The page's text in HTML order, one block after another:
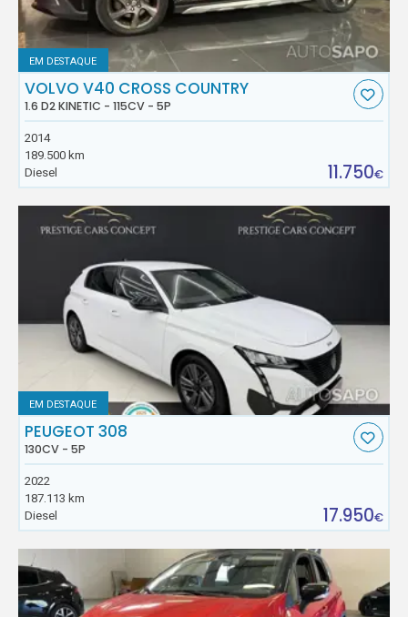
EM DESTAQUE
VOLVO V40 CROSS COUNTRY
1.6 D2 KINETIC - 115CV - 5P
2014
189.500 km
Diesel
11.750€
EM DESTAQUE
PEUGEOT 308
130CV - 5P
2022
187.113 km
Diesel
17.950€